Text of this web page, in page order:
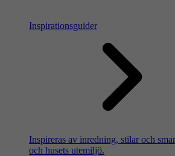
Inspirationsguider
Inspireras av inredning, stilar och
och husets utemiljö.